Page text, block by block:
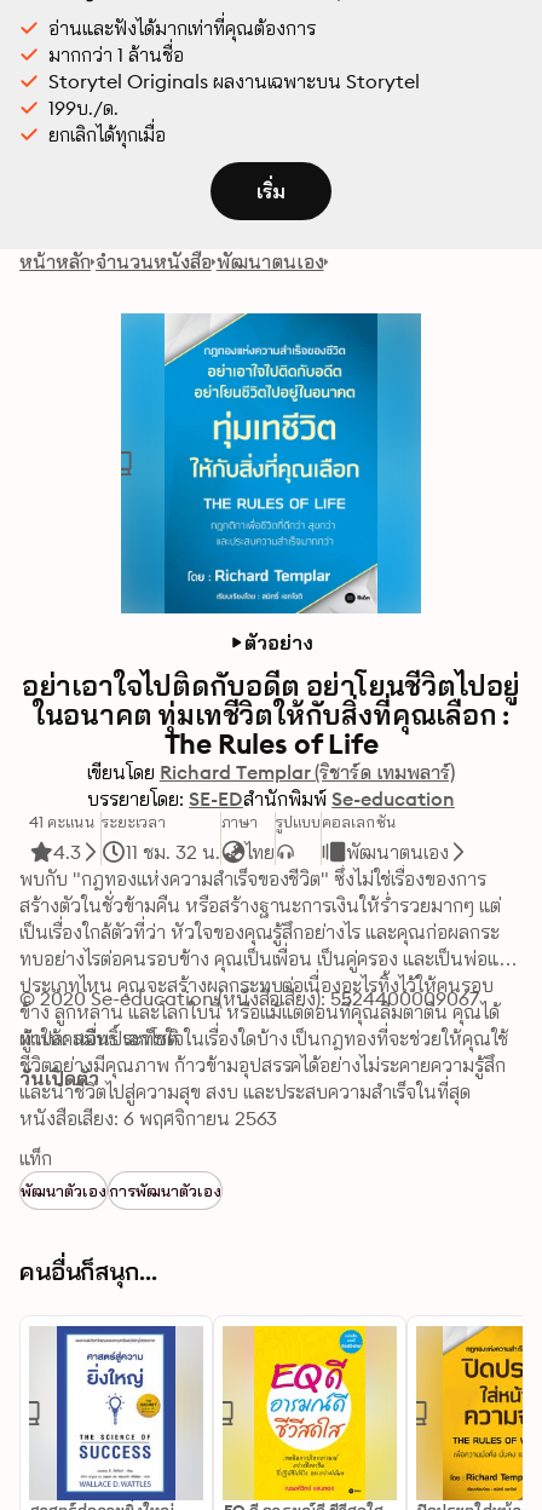
อ่านและฟังได้มากเท่าที่คุณต้องการ
มากกว่า 1 ล้านชื่อ
Storytel Originals ผลงานเฉพาะบน Storytel
199บ./ด.
ยกเลิกได้ทุกเมื่อ
เริ่ม
หน้าหลัก จำนวนหนังสือ พัฒนาตนเอง
ตัวอย่าง
อย่าเอาใจไปติดกับอดีต อย่าโยนชีวิตไปอยู่
ในอนาคต ทุ่มเทชีวิตให้กับสิ่งที่คุณเลือก :
The Rules of Life
เขียนโดย Richard Templar (ริชาร์ด เทมพลาร์)
บรรยายโดย: SE-EDสำนักพิมพ์ Se-education
41 คะแนน
4.3
ระยะเวลา
11 ชม. 32 น.
ภาษา
ไทย
รูปแบบคอลเลกชัน
พัฒนาตนเอง
พบกับ "กฎทองแห่งความสำเร็จของชีวิต" ซึ่งไม่ใช่เรื่องของการ
สร้างตัวในชั่วข้ามคืน หรือสร้างฐานะการเงินให้ร่ำรวยมากๆ แต่
เป็นเรื่องใกล้ตัวที่ว่า หัวใจของคุณรู้สึกอย่างไร และคุณก่อผลกระ
ทบอย่างไรต่อคนรอบข้าง คุณเป็นเพื่อน เป็นคู่ครอง และเป็นพ่อแม่
ประเภทไหน คุณจะสร้างผลกระทบต่อเนื่องอะไรทิ้งไว้ให้คนรอบ
ข้าง ลูกหลาน และโลกใบนี้ หรือแม้แต่ตอนที่คุณลืมตาตื่น คุณได้
ทำให้คนอื่นประทับใจในเรื่องใดบ้าง เป็นกฎทองที่จะช่วยให้คุณใช้
ชีวิตอย่างมีคุณภาพ ก้าวข้ามอุปสรรคได้อย่างไม่ระคายความรู้สึก
และนำชีวิตไปสู่ความสุข สงบ และประสบความสำเร็จในที่สุด
© 2020 Se-education (หนังสือเสียง): 5524400009067
ผู้แปล: สมิทธิ์ เอกโชติ
วันเปิดตัว
หนังสือเสียง: 6 พฤศจิกายน 2563
แท็ก
พัฒนาตัวเองการพัฒนาตัวเอง
คนอื่นก็สนุก...